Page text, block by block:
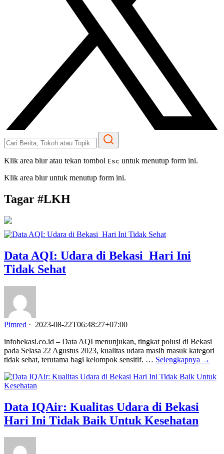
Klik area blur atau tekan tombol Esc untuk menutup form ini.
Klik area blur untuk menutup form ini.
Tagar #LKH
Data AQI: Udara di Bekasi Hari Ini
Tidak Sehat
Pimred · 2023-08-22T06:48:27+07:00
infobekasi.co.id – Data AQI menunjukan, tingkat polusi di Bekasi
pada Selasa 22 Agustus 2023, kualitas udara masih masuk kategori
tidak sehat, terutama bagi kelompok sensitif. … Selengkapnya →
Data IQAir: Kualitas Udara di Bekasi
Hari Ini Tidak Baik Untuk Kesehatan